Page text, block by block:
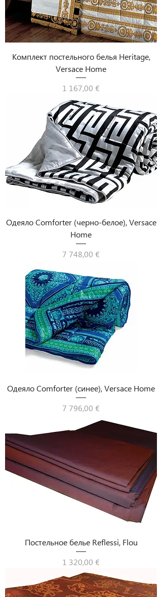
Комплект постельного белья Heritage,
Versace Home
Цена
1 167,00 €
Одеяло Comforter (черно-белое), Versace
Home
Цена
7 748,00 €
Одеяло Comforter (синее), Versace Home
Цена
7 796,00 €
Постельное белье Reflessi, Flou
Цена
1 320,00 €